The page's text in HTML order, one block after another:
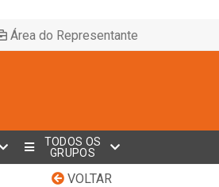
Área do Representante
TODOS OS
GRUPOS
VOLTAR